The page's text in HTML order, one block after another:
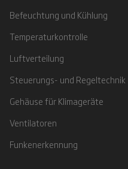
Befeuchtung und Kühlung
Temperaturkontrolle
Luftverteilung
Steuerungs- und Regeltechnik
Gehäuse für Klimageräte
Ventilatoren
Funkenerkennung